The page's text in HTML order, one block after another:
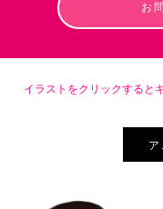
お
イラストをクリックすると